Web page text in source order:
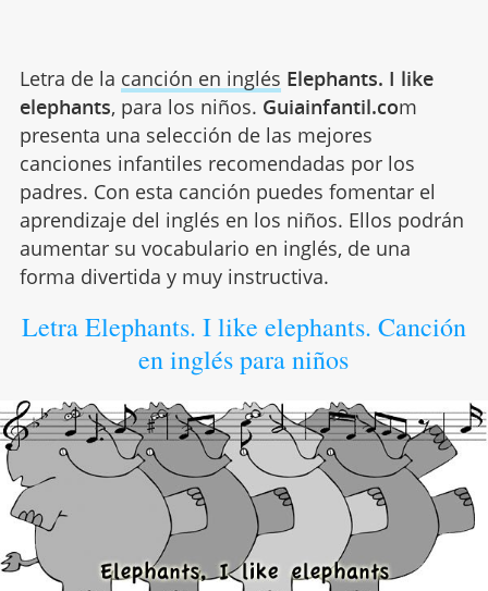
Letra de la canción en inglés Elephants. I like
elephants, para los niños. Guiainfantil.com
presenta una selección de las mejores
canciones infantiles recomendadas por los
padres. Con esta canción puedes fomentar el
aprendizaje del inglés en los niños. Ellos podrán
aumentar su vocabulario en inglés, de una
forma divertida y muy instructiva.
Letra Elephants. I like elephants. Canción
en inglés para niños